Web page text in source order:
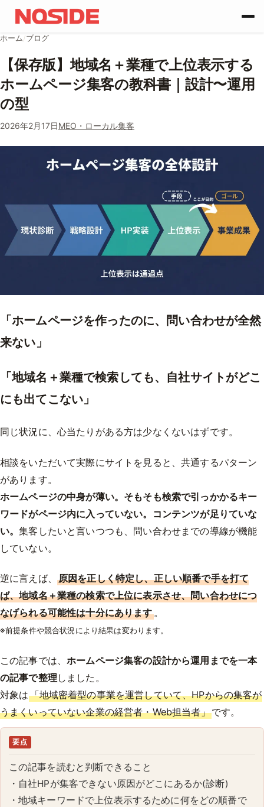
コンテンツへスキップ
ホーム/ブログ
【保存版】地域名＋業種で上位表示する
ホームページ集客の教科書｜設計〜運用
の型
2026年2月17日MEO・ローカル集客
「ホームページを作ったのに、 問い合わせが全然
来ない 」
「地域名＋業種で検索しても、自社サイトがどこ
にも出てこない」
同じ状況に、心当たりがある方は少なくないはずです。
相談をいただいて実際にサイトを見ると、共通するパターン
があります。
ホームページの中身が薄い。そもそも検索で引っかかるキー
ワードがページ内に入っていない。コンテンツが足りていな
い。集客したいと言いつつも、問い合わせまでの導線が機能
していない。
逆に言えば、 原因を正しく特定し、正しい順番で手を打て
ば、地域名＋業種の検索で上位に表示させ、問い合わせにつ
なげられる可能性は十分にあります。
※前提条件や競合状況により結果は変わります。
この記事では、ホームページ集客の設計から運用までを一本
の記事で整理 しました。
対象は「地域密着型の事業を運営していて、HPからの集客が
うまくいっていない企業の経営者・Web担当者」です。
要点
この記事を読むと判断できること
・自社HPが集客できない原因がどこにあるか(診断)
・地域キーワードで上位表示するために何をどの順番で